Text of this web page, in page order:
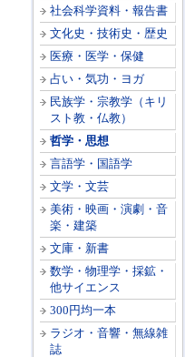
社会科学資料・報告書
文化史・技術史・歴史
医療・医学・保健
占い・気功・ヨガ
民族学・宗教学（キリ
スト教・仏教）
哲学・思想
言語学・国語学
文学・文芸
美術・映画・演劇・音
楽・建築
文庫・新書
数学・物理学・採鉱・
他サイエンス
300円均一本
ラジオ・音響・無線雑
誌